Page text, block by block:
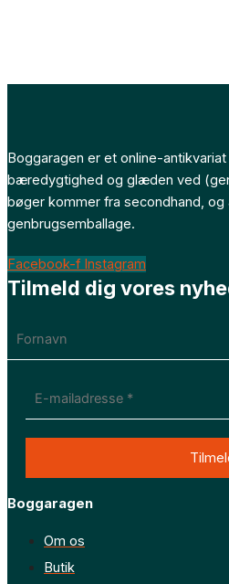
Boggaragen er et online-
bæredygtighed og glæden ved
bøger kommer fra secondhand,
genbrugsemballage.
Facebook-f Instagram
Tilmeld dig vores
Boggaragen
Om os
Butik